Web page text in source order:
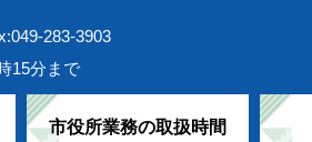
283-3903
15分まで
市役所業務の取扱時間